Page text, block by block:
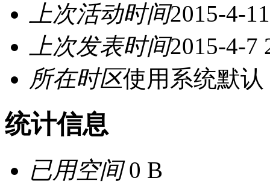
上次活动时间2015-4-
上次发表时间2015-4-7
所在时区使用系统默认
统计信息
已用空间0 B